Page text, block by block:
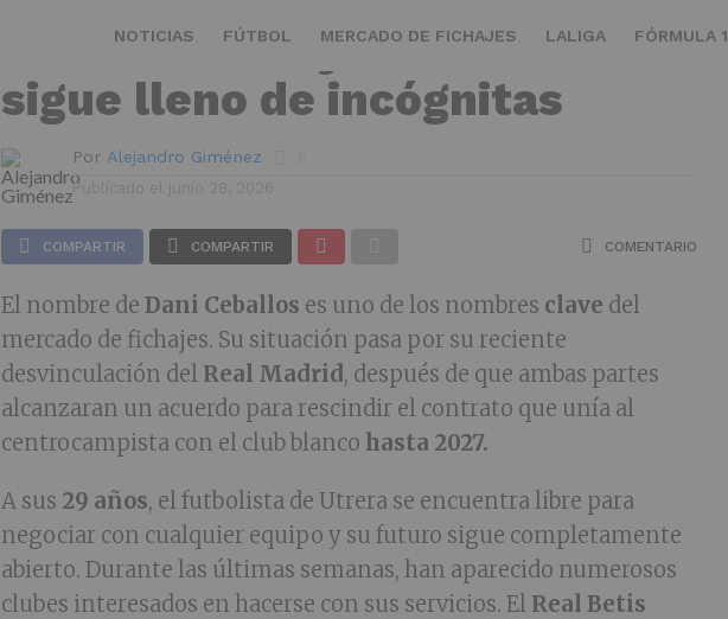
NOTICIAS FÚTBOL MERCADO DE FICHAJES LALIGA FÓRMULA 1
Dani Ceballos y su futuro
sigue lleno de incógnitas
Por Alejandro Giménez
Publicado el
COMPARTIR COMPARTIR COMENTARIO
El nombre deDani Ceballos es uno de los nombres clave del
mercado de fichajes. Su situación pasa por su reciente
desvinculación del Real Madrid , después de que ambas partes
alcanzaran un acuerdo para rescindir el contrato que unía al
centrocampista con el club blanco hasta 2027.
A sus 29 años, el futbolista de Utrera se encuentra libre para
negociar con cualquier equipo y su futuro sigue completamente
abierto. Durante las últimas semanas, han aparecido numerosos
clubes interesados en hacerse con sus servicios. El Real Betis